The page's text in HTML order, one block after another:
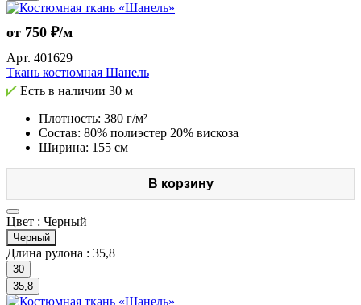
от 750 ₽/м
Арт. 401629
Ткань костюмная Шанель
Есть в наличии 30 м
Плотность: 380 г/м²
Состав: 80% полиэстер 20% вискоза
Ширина: 155 см
В корзину
Цвет : Черный
Черный
Длина рулона : 35,8
30
35,8